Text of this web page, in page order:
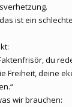
ist ein
du
Freiheit, deine
wir brauchen: